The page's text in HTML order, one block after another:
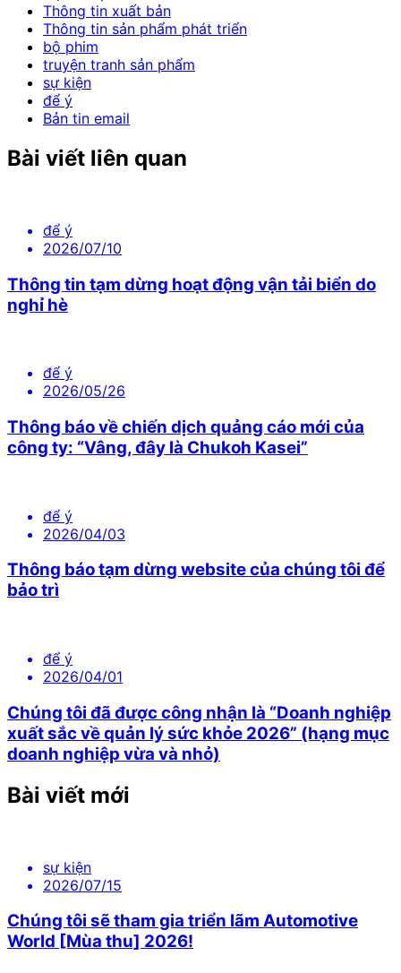
Thông tin xuất bản
Thông tin sản phẩm phát triển
bộ phim
truyện tranh sản phẩm
sự kiện
để ý
Bản tin email
Bài viết liên quan
để ý
2026/07/10
Thông tin tạm dừng hoạt động vận tải biển do
nghỉ hè
để ý
2026/05/26
Thông báo về chiến dịch quảng cáo mới của
công ty: “Vâng, đây là Chukoh Kasei”
để ý
2026/04/03
Thông báo tạm dừng website của chúng tôi để
bảo trì
để ý
2026/04/01
Chúng tôi đã được công nhận là “Doanh nghiệp
xuất sắc về quản lý sức khỏe 2026” (hạng mục
doanh nghiệp vừa và nhỏ)
Bài viết mới
sự kiện
2026/07/15
Chúng tôi sẽ tham gia triển lãm Automotive
World [Mùa thu] 2026!